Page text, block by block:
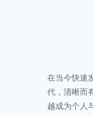
在当今快速
代，清晰而
越成为个人